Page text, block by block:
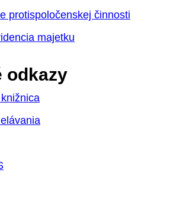
protispoločenskej činnosti
majetku
odkazy